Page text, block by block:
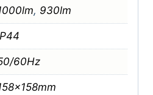
, 930lm
60Hz